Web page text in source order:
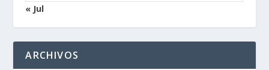
« Jul
ARCHIVOS